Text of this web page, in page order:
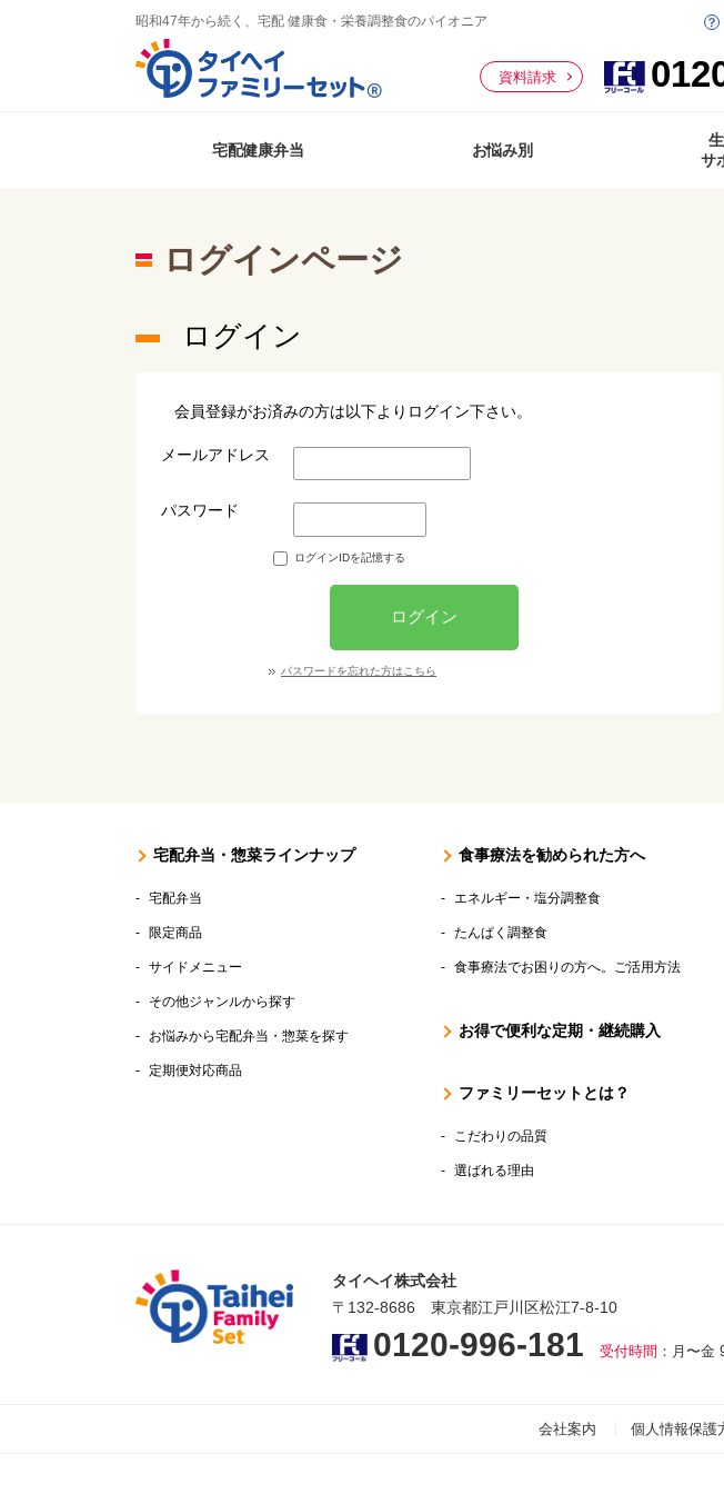
昭和47年から続く、宅配 健康食・栄養調整食のパイオニア
資料請求
宅配健康弁当 お悩み別
サ
ログインページ
ログイン
会員登録がお済みの方は以下よりログイン下さい。
メールアドレス
パスワード
ログインIDを記憶する
ログイン
パスワードを忘れた方はこちら
宅配弁当・惣菜ラインナップ
宅配弁当
限定商品
サイドメニュー
その他ジャンルから探す
お悩みから宅配弁当・惣菜を探す
定期便対応商品
食事療法を勧められた方へ
エネルギー・塩分調整食
たんぱく調整食
食事療法でお困りの方へ。ご活用方法
お得で便利な定期・継続購入
ファミリーセットとは？
こだわりの品質
選ばれる理由
タイヘイ株式会社
〒132-8686 東京都江戸川区松江7-8-10
0120-996-181 受付時間 ：月〜金
会社案内 個人情報保護